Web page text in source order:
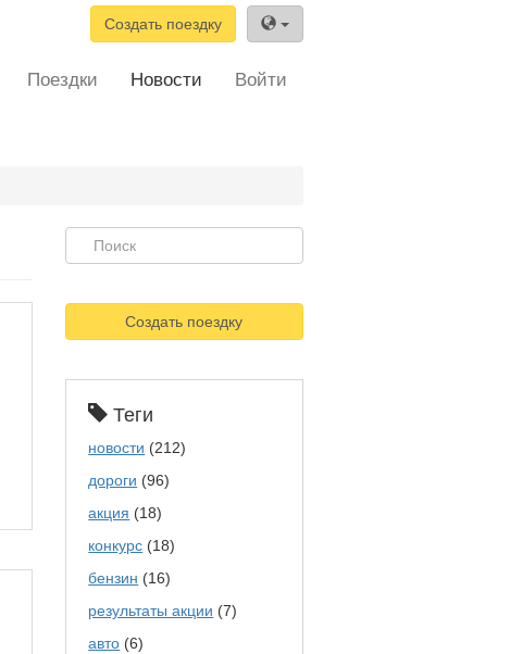
Создать поездку
Поездки Новости Войти
Создать поездку
Теги
новости (212)
дороги (96)
акция (18)
конкурс (18)
бензин (16)
результаты акции (7)
авто (6)